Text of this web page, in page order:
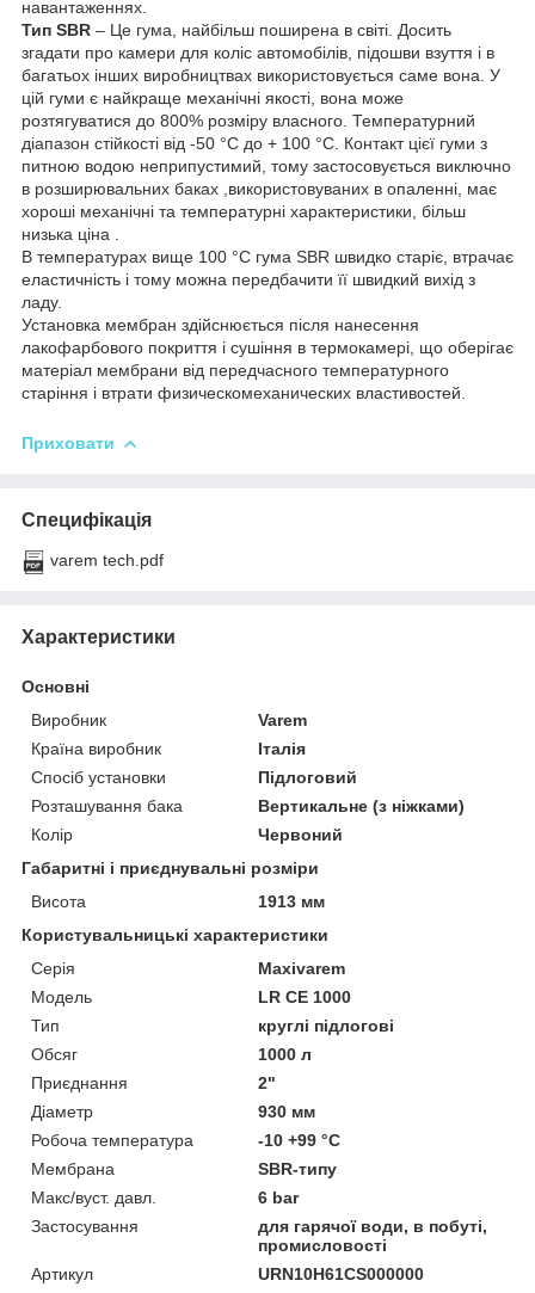
навантаженнях.
Тип SBR – Це гума, найбільш поширена в світі. Досить
згадати про камери для коліс автомобілів, підошви взуття і в
багатьох інших виробництвах використовується саме вона. У
цій гуми є найкраще механічні якості, вона може
розтягуватися до 800% розміру власного. Температурний
діапазон стійкості від -50 °C до + 100 °C. Контакт цієї гуми з
питною водою неприпустимий, тому застосовується виключно
в розширювальних баках ,використовуваних в опаленні, має
хороші механічні та температурні характеристики, більш
низька ціна .
В температурах вище 100 °C гума SBR швидко старіє, втрачає
еластичність і тому можна передбачити її швидкий вихід з
ладу.
Установка мембран здійснюється після нанесення
лакофарбового покриття і сушіння в термокамері, що оберігає
матеріал мембрани від передчасного температурного
старіння і втрати физическомеханических властивостей.
Приховати
Специфікація
varem tech.pdf
Характеристики
Основні
Виробник
Varem
Країна виробник
Італія
Спосіб установки
Підлоговий
Розташування бака
Вертикальне (з ніжками)
Колір
Червоний
Габаритні і приєднувальні розміри
Висота
1913 мм
Користувальницькі характеристики
Серія
Maxivarem
Модель
LR CE 1000
Тип
круглі підлогові
Обсяг
1000 л
Приєднання
2"
Діаметр
930 мм
Робоча температура
-10 +99 °C
Мембрана
SBR-типу
Макс/вуст. давл.
6 bar
Застосування
для гарячої води, в побуті,
промисловості
Артикул
URN10H61CS000000